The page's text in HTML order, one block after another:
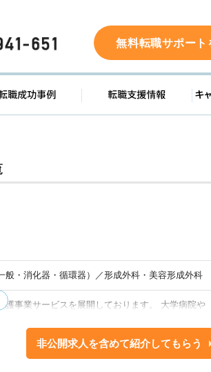
0120-941-651 無料転職サポート
転職成功事例 転
般・消化器・循環器）／形成外科・美容形成外科
事業サービスを展開しております。 大学病院や
おります。
非公開求人を含めて紹介してもらう